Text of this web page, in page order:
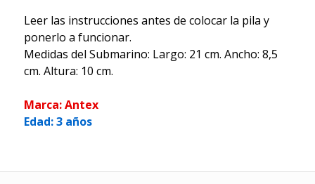
Leer las instrucciones antes de colocar la pila y
ponerlo a funcionar.
Medidas del Submarino: Largo: 21 cm. Ancho: 8,5
cm. Altura: 10 cm.
Marca: Antex
Edad: 3 años